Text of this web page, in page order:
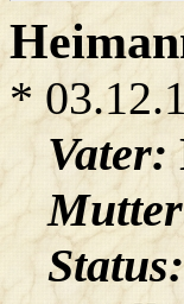
*
Vater: